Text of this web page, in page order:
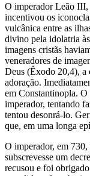
O imperador Leão III,
incentivou os
vulcânica entre as
divino pela idolatria
imagens cristãs
veneradores de
Deus (Êxodo 20,4), a
adoração.
em Constantinopla. O
imperador, tentando
tentou desonrá-lo.
que, em uma longa
O imperador, em
subscrevesse um
recusou e foi